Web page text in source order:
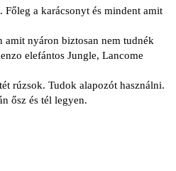
Főleg a karácsonyt és mindent amit
amit nyáron biztosan nem tudnék
elefántos Jungle, Lancome
rúzsok. Tudok alapozót használni.
ősz és tél legyen.